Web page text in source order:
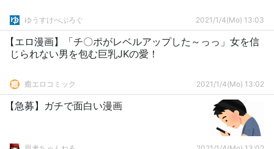
ゆうすけべぶろぐ 2021/1/4(Mo) 13:03
【エロ漫画】「チ〇ポがレベルアップした～っっ」女を信
じられない男を包む巨乳JKの愛！
癒エロコミック 2021/1/4(Mo) 13:02
【急募】ガチで面白い漫画